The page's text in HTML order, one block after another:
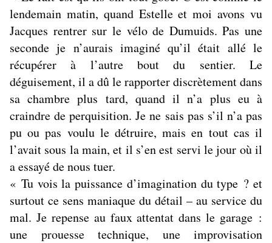
lendemain matin, quand Estelle et moi avons vu
Jacques rentrer sur le vélo de Dumuids. Pas une
seconde je n’aurais imaginé qu’il était allé le
récupérer à l’autre bout du sentier. Le
déguisement, il a dû le rapporter discrètement dans
sa chambre plus tard, quand il n’a plus eu à
craindre de perquisition. Je ne sais pas s’il n’a pas
pu ou pas voulu le détruire, mais en tout cas il
l’avait sous la main, et il s’en est servi le jour où il
a essayé de nous tuer.
« Tu vois la puissance d’imagination du type ? et
surtout ce sens maniaque du détail – au service du
mal. Je repense au faux attentat dans le garage :
une prouesse technique, une improvisation